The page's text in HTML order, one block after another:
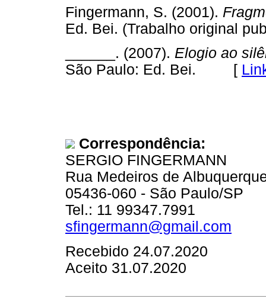
Fingermann, S. (2001).
Ed. Bei. (Trabalho original
______. (2007). Elogio ao
São Paulo: Ed. Bei. [
Correspondência:
SERGIO FINGERMANN
Rua Medeiros de
05436-060 - São Paulo/SP
Tel.: 11 99347.7991
sfingermann@gmail.com
Recebido 24.07.2020
Aceito 31.07.2020